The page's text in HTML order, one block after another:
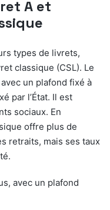
A et
types de livrets,
classique (CSL). Le
un plafond fixé à
par l’État. Il est
sociaux. En
offre plus de
retraits, mais ses taux
avec un plafond